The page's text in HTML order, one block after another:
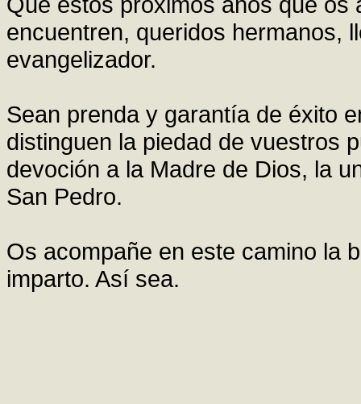
encuentren, queridos hermanos,
evangelizador.
Sean prenda y garantía de éxito
distinguen la piedad de vuestros
devoción a la Madre de Dios, la
San Pedro.
Os acompañe en este camino la
imparto. Así sea.